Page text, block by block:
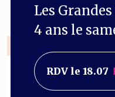
Les
4 ans le
RDV le 18.07